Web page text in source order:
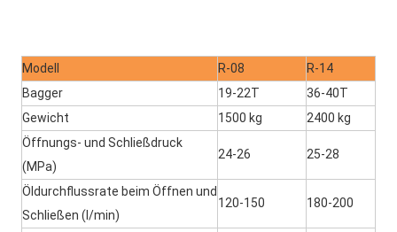
Modell R-08
R-14
Bagger
19-22T
36-40T
Gewicht
1500 kg
2400 kg
Öffnungs- und Schließdruck
(MPa)
24-26 25-28
Öldurchflussrate beim Öffnen und
Schließen (l/min)
120-150 180-200